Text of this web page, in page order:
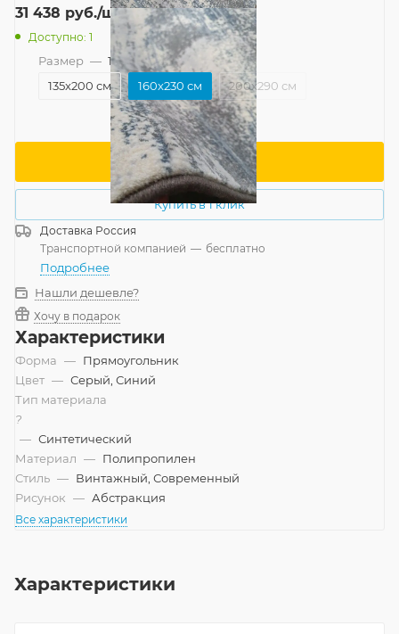
31 438 руб./шт
Доступно: 1
Размер — 160x230 см
135x200 см
160x230 см 200x290 см
В корзину
Купить в 1 клик
Доставка Россия
Транспортной компанией — бесплатно
Подробнее
Нашли дешевле?
Хочу в подарок
Характеристики
Форма — Прямоугольник
Цвет — Серый, Синий
Тип материала
?
— Синтетический
Материал — Полипропилен
Стиль — Винтажный, Современный
Рисунок — Абстракция
Все характеристики
Характеристики